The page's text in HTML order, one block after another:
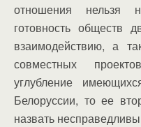
отношения нельзя
готовность обществ
взаимодействию, а
совместных
углубление
Белоруссии, то ее
назвать